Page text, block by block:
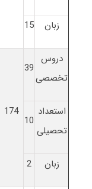
زبان 15
دروس
تخصصی
39
174
استعداد
تحصیلی
10
زبان 2